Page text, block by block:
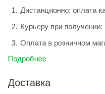
Дистанционно: оплата
Курьеру при
Оплата в розничном
Подробнее
Доставка